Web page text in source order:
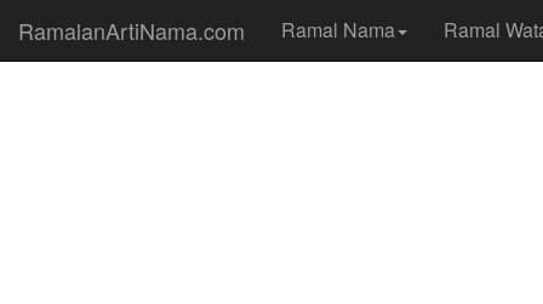
RamalanArtiNama.com Ramal Nama Ramal